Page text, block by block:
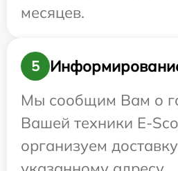
месяцев.
5
Мы сообщим Вам о
Вашей техники E-
организуем